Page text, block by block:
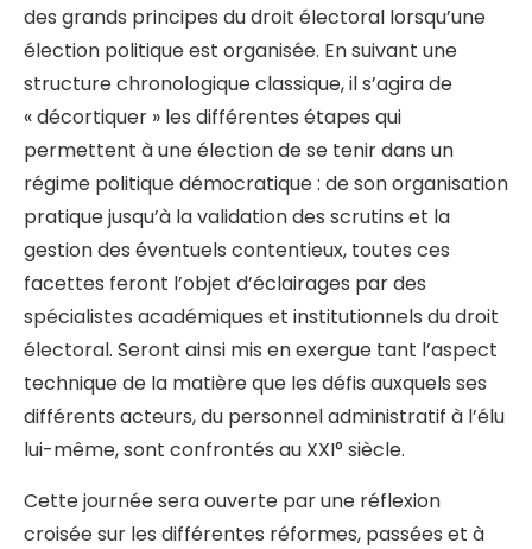
des grands principes du droit électoral lorsqu’une
élection politique est organisée. En suivant une
structure chronologique classique, il s’agira de
« décortiquer » les différentes étapes qui
permettent à une élection de se tenir dans un
régime politique démocratique : de son organisation
pratique jusqu’à la validation des scrutins et la
gestion des éventuels contentieux, toutes ces
facettes feront l’objet d’éclairages par des
spécialistes académiques et institutionnels du droit
électoral. Seront ainsi mis en exergue tant l’aspect
technique de la matière que les défis auxquels ses
différents acteurs, du personnel administratif à l’élu
lui-même, sont confrontés au XXI° siècle.
Cette journée sera ouverte par une réflexion
croisée sur les différentes réformes, passées et à